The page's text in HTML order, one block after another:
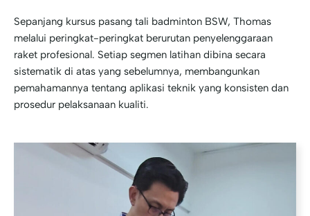
Sepanjang kursus pasang tali badminton BSW, Thomas
melalui peringkat-peringkat berurutan penyelenggaraan
raket profesional. Setiap segmen latihan dibina secara
sistematik di atas yang sebelumnya, membangunkan
pemahamannya tentang aplikasi teknik yang konsisten dan
prosedur pelaksanaan kualiti.